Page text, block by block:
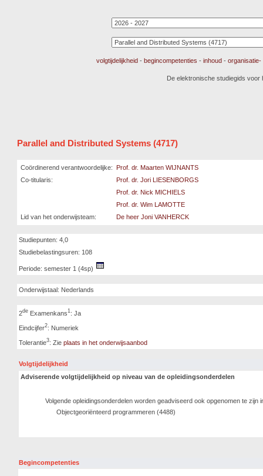
volgtijdelijkheid - begincompetenties - inhoud -
De elektronische studiegids voor
Parallel and Distributed Systems (4717)
Coördinerend verantwoordelijke:
Prof. dr. Maarten WIJNANTS
Co-titularis:
Prof. dr. Jori LIESENBORGS
Prof. dr. Nick MICHIELS
Prof. dr. Wim LAMOTTE
Lid van het onderwijsteam:
De heer Joni VANHERCK
Studiepunten: 4,0
Studiebelastingsuren: 108
Periode: semester 1 (4sp)
Onderwijstaal: Nederlands
2de Examenkans1: Ja
Eindcijfer2: Numeriek
Tolerantie3: Zie plaats in het onderwijsaanbod
Volgtijdelijkheid
Adviserende volgtijdelijkheid op niveau van de opleidingsonderdelen
Volgende opleidingsonderdelen worden geadviseerd ook opgenomen te zijn
Objectgeoriënteerd programmeren (4488)
Begincompetenties